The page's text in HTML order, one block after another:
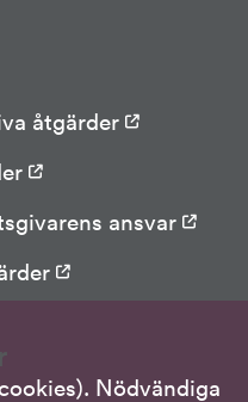
Nödvändiga
åtgärder
ansvar